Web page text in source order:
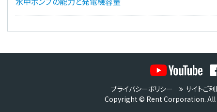
プライバシーポリシー
サイトご
Copyright © Rent Corporation. All